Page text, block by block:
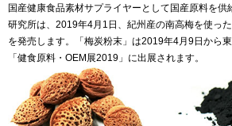
国産健康食品素材サプライヤーとして国産原料を供
研究所は、2019年4月1日、紀州産の南高梅を使っ
を発売します。「梅炭粉末」は2019年4月9日から
「健食原料・OEM展2019」に出展されます。